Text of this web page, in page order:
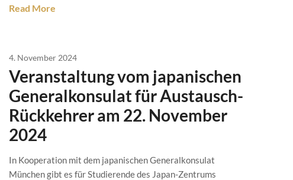
Read More
4. November 2024
Veranstaltung vom japanischen
Generalkonsulat für Austausch-
Rückkehrer am 22. November
2024
In Kooperation mit dem japanischen Generalkonsulat
München gibt es für Studierende des Japan-Zentrums